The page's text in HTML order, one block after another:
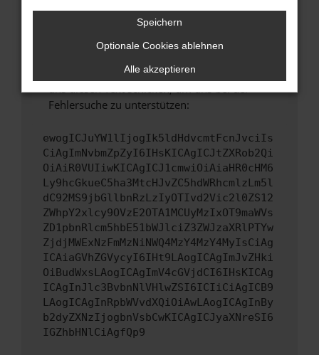
Wende dich an den Webseitenbetreiber.
Wenn du alle oben genannten Schritte versucht
versuchen, das Problem zu beheben. Du kannst
uns diesen Text schicken, um uns bei der
Fehlersuche zu unterstützen:
ewogICJuYW1lIjogIk5ldHdvcmtFcnJvciIs
CiAgImNvbmZpZyI6IHsKICAgICJtZXRob2Qi
OiAiR0VUIiwKICAgICJ1cmwiOiAiaHR0cHM6
Ly9hcGkueC5ha3MtcHJvZC5hdWRhcmlzLm5l
dC92MS9jbGllbnRzLzIyOTIvd2Vic2l0ZS12
ZWhpY2xlcy9OVzE2OTA1MCUyMzIxOT9maWVs
ZD1pbnRlcm5hbE51bWJlciZ3ZWJzaXRlPTYw
ZjdjMWExNzFmMzNiNWQ4MzY4MzY4MyIsCiAg
ICAiaGVhZGVycyI6IHt9LAogICAgImJvZHki
OiBudWxsLAogICAgImV4cGVjdCI6IHsKICAg
ICAgInJlc3BvbnNlVHlwZSI6ICIiCiAgICB9
LAogICAgInRpbWVvdXQiOiAwLAogICAgInBy
b2dyZXNzIjogbnVsbCwKICAgICJyaXNreSI6
IGZhbHNlCiAgfQp9
Speichern
Optionale Cookies ablehnen
Alle akzeptieren